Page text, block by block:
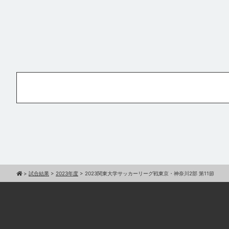
> 試合結果 > 2023年度 > 2023関東大学サッカーリーグ戦東京・神奈川2部 第11節